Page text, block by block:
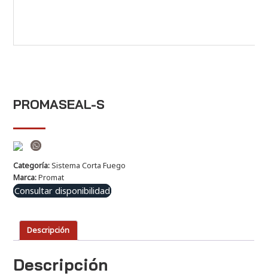
PROMASEAL-S
Categoría: Sistema Corta Fuego
Marca:Promat
Consultar disponibilidad
Descripción
Descripción